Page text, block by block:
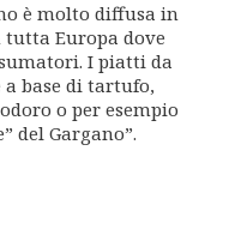
è molto diffusa in
Europa dove
I piatti da
a base di tartufo,
o per esempio
del Gargano”.